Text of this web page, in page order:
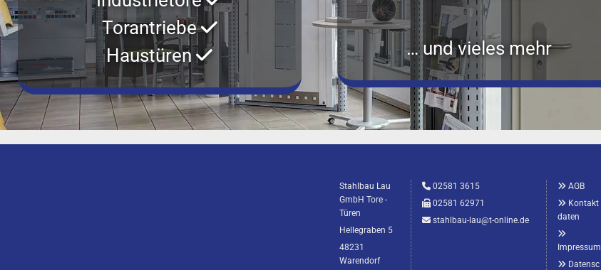
Torantriebe
Haustüren … und vieles mehr
Stahlbau Lau
GmbH Tore -
Türen
Hellegraben 5
48231
Warendorf
 02581 3615
02581 62971
 stahlbau-lau@t-online.de
 AGB
 Kontakt
daten

Impressum
 Datensc